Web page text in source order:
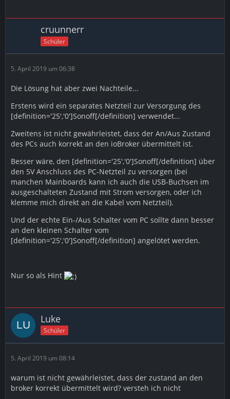
cruunnerr
Schüler
5. April 2019 um 06:38
Die Lösung hat aber zwei Nachteile...
Erstens wird ein separates Netzteil zur Versorgung des
[definition='25','0']Sonoff[/definition] verwendet...
Zweitens ist nicht gewährleistet, dass der An/Aus Zustand
des PCs auch korrekt an den ioBroker übermittelt ist.
Besser wäre, den [definition='25','0']Sonoff[/definition] über
den 5V Anschluss des PC-Netzteil zu versorgen (bei
manchen Mainboards kann ich auch die USB-Buchsen im
ausgeschalteten Zustand mit Strom versorgen, oder ich
klemme mich direkt an die Kabel vom Netzteil).
Und der echte Ein-/Aus Schalter vom PC sollte dann besser
an den kleinen Schalter vom
[definition='25','0']Sonoff[/definition] angelötet werden.
Nur so als Hint
Luke
Schüler
5. April 2019 um 08:14
warum ist nicht gewährleistet, dass der zustand an den
broker korrekt übermittelt wird? versteh ich nicht